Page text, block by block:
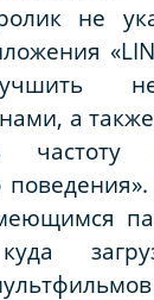
не
«
а также
частоту